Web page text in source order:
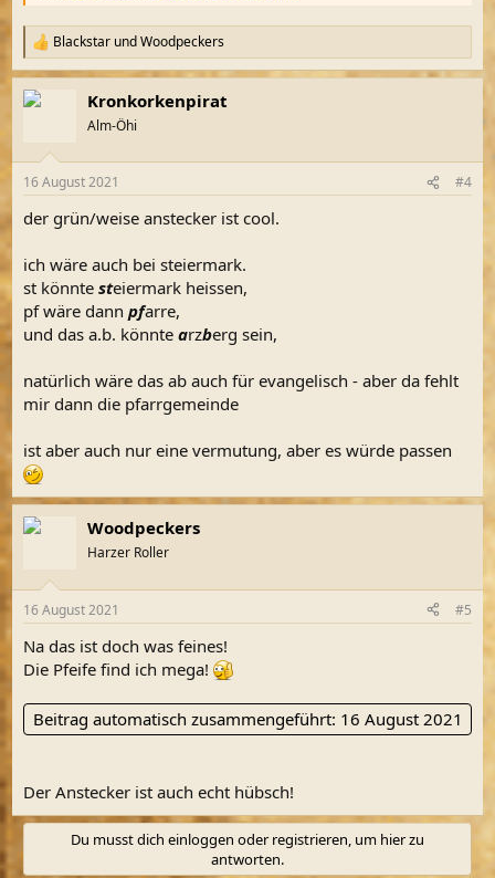
R
e
a
k
e
:
Blackstar undWoodpeckers
Kronkorkenpirat
Alm-Öhi
16 August 2021 #4
der grün/weise anstecker ist cool.
ich wäre auch bei steiermark.
st könntesteiermark heissen,
pf wäre dannpfarre,
und das a.b. könntearzberg sein,
natürlich wäre das ab auch für evangelisch - aber da fehlt
mir dann die pfarrgemeinde
ist aber auch nur eine vermutung, aber es würde passen
Woodpeckers
Harzer Roller
16 August 2021 #5
Na das ist doch was feines!
Die Pfeife find ich mega!
Beitrag automatisch zusammengeführt: 16 August 2021
Der Anstecker ist auch echt hübsch!
Du musst dich einloggen oder registrieren, um hier zu
antworten.